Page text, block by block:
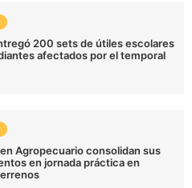
200 sets de útiles escolares
afectados por el temporal
Agropecuario consolidan sus
en jornada práctica en